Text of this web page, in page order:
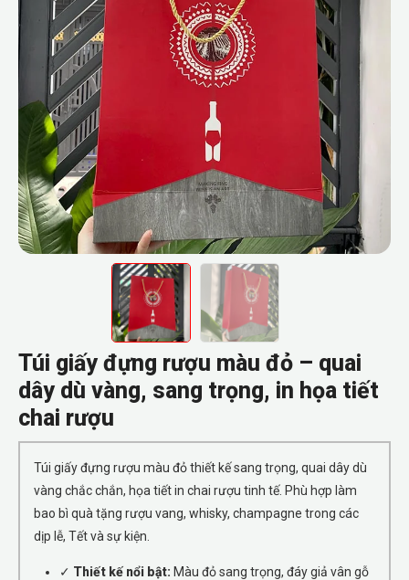
Túi giấy đựng rượu màu đỏ – quai
dây dù vàng, sang trọng, in họa tiết
chai rượu
Túi giấy đựng rượu màu đỏ thiết kế sang trọng, quai dây dù
vàng chắc chắn, họa tiết in chai rượu tinh tế. Phù hợp làm
bao bì quà tặng rượu vang, whisky, champagne trong các
dịp lễ, Tết và sự kiện.
✓ Thiết kế nổi bật: Màu đỏ sang trọng, đáy giả vân gỗ